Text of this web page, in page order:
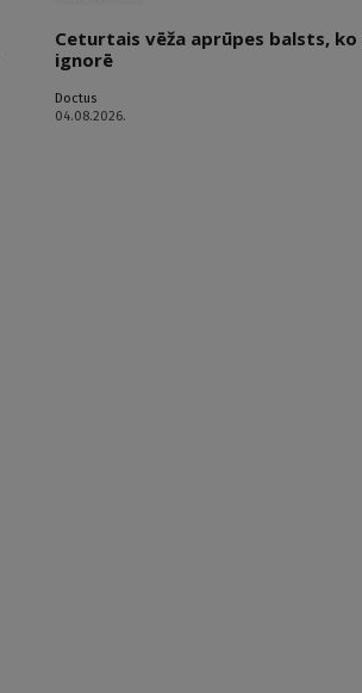
Ceturtais vēža aprūpes balsts, ko
ignorē
Doctus
04.08.2026.